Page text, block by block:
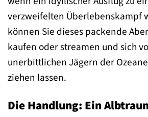
verzweifelten Überlebenskampf
können Sie dieses packende
kaufen oder streamen und sich
unerbittlichen Jägern der
ziehen lassen.
Die Handlung: Ein